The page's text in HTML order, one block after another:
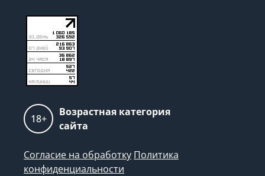
18+
Возрастная категория
сайта
Согласие на обработку Политика
конфиденциальности